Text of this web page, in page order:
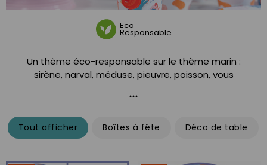
Eco
Responsable
Un thème éco-responsable sur le thème marin :
sirène, narval, méduse, pieuvre, poisson, vous
vous séduire par le chant de la Sirène Corail !
Tout afficher Boîtes à fête Déco de table